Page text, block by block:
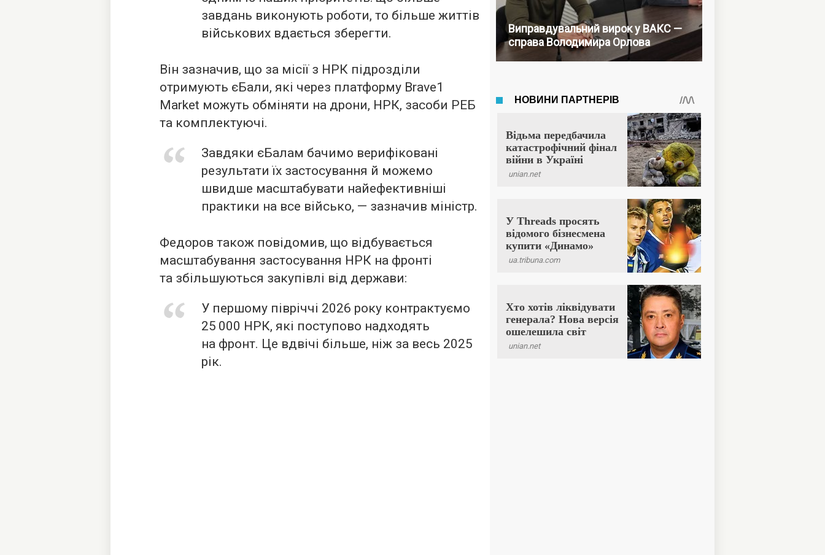
завдань виконують роботи, то більше життів
військових вдається зберегти.
Він зазначив, що за місії з НРК підрозділи
отримують єБали, які через платформу Brave1
Market можуть обміняти на дрони, НРК, засоби РЕБ
та комплектуючі.
Завдяки єБалам бачимо верифіковані
результати їх застосування й можемо
швидше масштабувати найефективніші
практики на все військо, — зазначив міністр.
Федоров також повідомив, що відбувається
масштабування застосування НРК на фронті
та збільшуються закупівлі від держави:
У першому півріччі 2026 року контрактуємо
25 000 НРК, які поступово надходять
на фронт. Це вдвічі більше, ніж за весь 2025
рік.
Виправдувальний вирок у ВАКС —
справа Володимира Орлова